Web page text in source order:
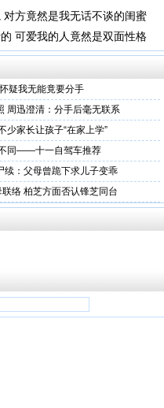
对方竟然是我无话不谈的闺蜜
可爱我的人竟然是双面性格
疑我无能竟要分手
周迅澄清：分手后毫无联系
少家长让孩子“在家上学”
同——十一自驾车推荐
续：父母曾跪下求儿子变乖
络 柏芝方面否认锋芝同台